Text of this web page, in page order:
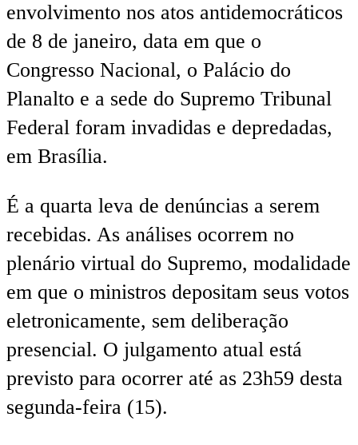
envolvimento nos atos antidemocráticos
de 8 de janeiro, data em que o
Congresso Nacional, o Palácio do
Planalto e a sede do Supremo Tribunal
Federal foram invadidas e depredadas,
em Brasília.
É a quarta leva de denúncias a serem
recebidas. As análises ocorrem no
plenário virtual do Supremo, modalidade
em que o ministros depositam seus votos
eletronicamente, sem deliberação
presencial. O julgamento atual está
previsto para ocorrer até as 23h59 desta
segunda-feira (15).